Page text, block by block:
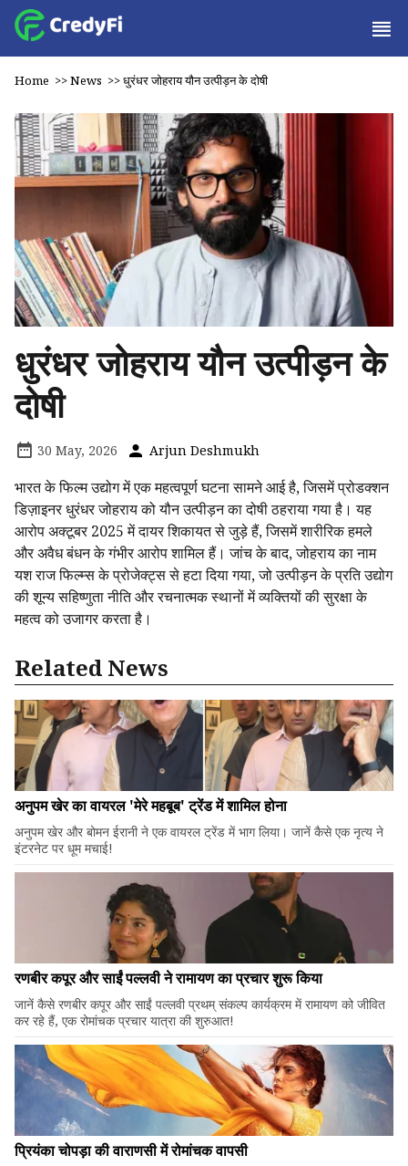
Home >>News >>धुरंधर जोहराय यौन उत्पीड़न के दोषी
धुरंधर जोहराय यौन उत्पीड़न के
दोषी
30 May, 2026 Arjun Deshmukh
भारत के फिल्म उद्योग में एक महत्वपूर्ण घटना सामने आई है, जिसमें प्रोडक्शन
डिज़ाइनर धुरंधर जोहराय को यौन उत्पीड़न का दोषी ठहराया गया है। यह
आरोप अक्टूबर 2025 में दायर शिकायत से जुड़े हैं, जिसमें शारीरिक हमले
और अवैध बंधन के गंभीर आरोप शामिल हैं। जांच के बाद, जोहराय का नाम
यश राज फिल्म्स के प्रोजेक्ट्स से हटा दिया गया, जो उत्पीड़न के प्रति उद्योग
की शून्य सहिष्णुता नीति और रचनात्मक स्थानों में व्यक्तियों की सुरक्षा के
महत्व को उजागर करता है।
Related News
अनुपम खेर का वायरल 'मेरे महबूब' ट्रेंड में शामिल होना
अनुपम खेर और बोमन ईरानी ने एक वायरल ट्रेंड में भाग लिया। जानें कैसे एक नृत्य ने
इंटरनेट पर धूम मचाई!
रणबीर कपूर और साईं पल्लवी ने रामायण का प्रचार शुरू किया
जानें कैसे रणबीर कपूर और साईं पल्लवी प्रथम् संकल्प कार्यक्रम में रामायण को जीवित
कर रहे हैं, एक रोमांचक प्रचार यात्रा की शुरुआत!
प्रियंका चोपड़ा की वाराणसी में रोमांचक वापसी